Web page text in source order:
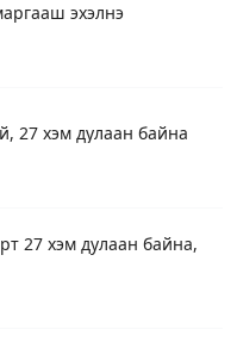
эхэлнэ
27 хэм дулаан байна
27 хэм дулаан байна,